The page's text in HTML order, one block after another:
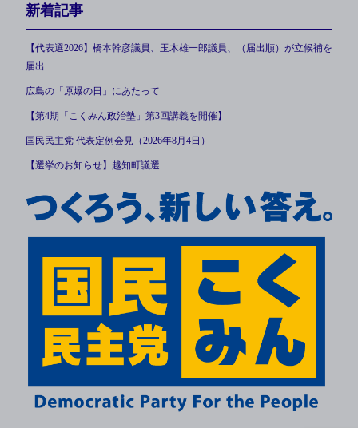
新着記事
【代表選2026】橋本幹彦議員、玉木雄一郎議員、（届出順）が立候補を
届出
広島の「原爆の日」にあたって
【第4期「こくみん政治塾」第3回講義を開催】
国民民主党 代表定例会見（2026年8月4日）
【選挙のお知らせ】越知町議選